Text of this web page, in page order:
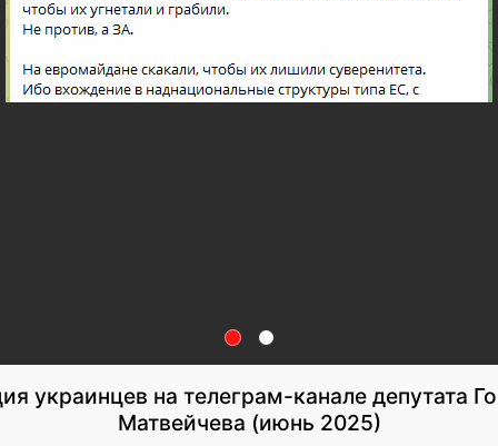
украинцев на телеграм-канале депутата
Матвейчева (июнь 2025)